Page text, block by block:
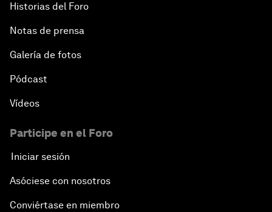
Historias del Foro
Notas de prensa
Galería de fotos
Pódcast
Vídeos
Participe en el Foro
Iniciar sesión
Asóciese con nosotros
Conviértase en miembro